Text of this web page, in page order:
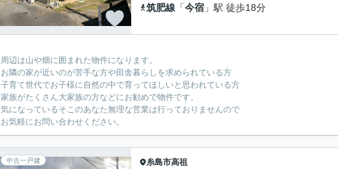
筑肥線 「今宿 」駅 徒歩18分
周辺は山や畑に囲まれた物件になります。
お隣の家が近いのが苦手な方や田舎暮らしを求められている方
子育て世代でお子様に自然の中で育ってほしいと思われている方
家族がたくさん大家族の方などにお勧めで物件です。
気になっているそこのあなた無理な営業は行っておりませんので
お気軽にお問い合わせください。
中古一戸建 糸島市高祖